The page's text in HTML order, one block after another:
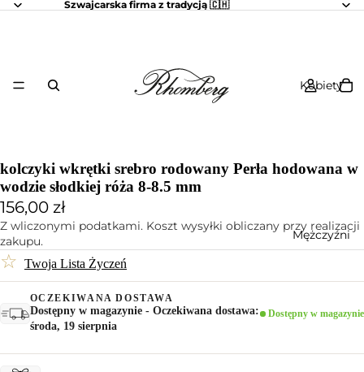
Szwajcarska firma z tradycją 🇨🇭
Kobiety
Mężczyźni
kolczyki wkrętki srebro rodowany Perła hodowana w
wodzie słodkiej róża 8-8.5 mm
156,00 zł
Z wliczonymi podatkami. Koszt wysyłki obliczany przy realizacji
zakupu.
☆ Twoja Lista Życzeń
OCZEKIWANA DOSTAWA
Dostępny w magazynie - Oczekiwana dostawa:
środa, 19 sierpnia
Dostępny w magazynie